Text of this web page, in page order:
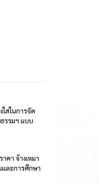
ใสในการจัด
รรมฯ แบบ
คา จ้างเหมา
ละการศึกษา